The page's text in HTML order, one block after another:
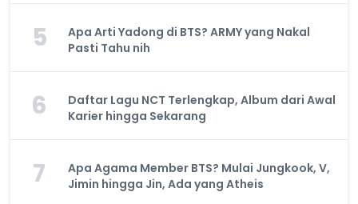
5
Apa Arti Yadong di BTS? ARMY yang Nakal
Pasti Tahu nih
6
Daftar Lagu NCT Terlengkap, Album dari Awal
Karier hingga Sekarang
7
Apa Agama Member BTS? Mulai Jungkook, V,
Jimin hingga Jin, Ada yang Atheis